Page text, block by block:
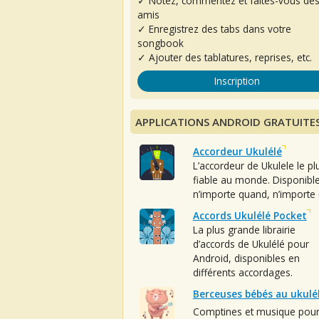
amis
✓ Enregistrez des tabs dans votre
songbook
✓ Ajouter des tablatures, reprises, etc.
Inscription
APPLICATIONS ANDROID
Accordeur Ukulélé
L’accordeur de Ukulele le
fiable au monde. Disponible
n’importe quand, n’importe
Accords Ukulélé Pocket
La plus grande librairie
d’accords de Ukulélé pour
Android, disponibles en
différents accordages.
Berceuses bébés au
Comptines et musique pour